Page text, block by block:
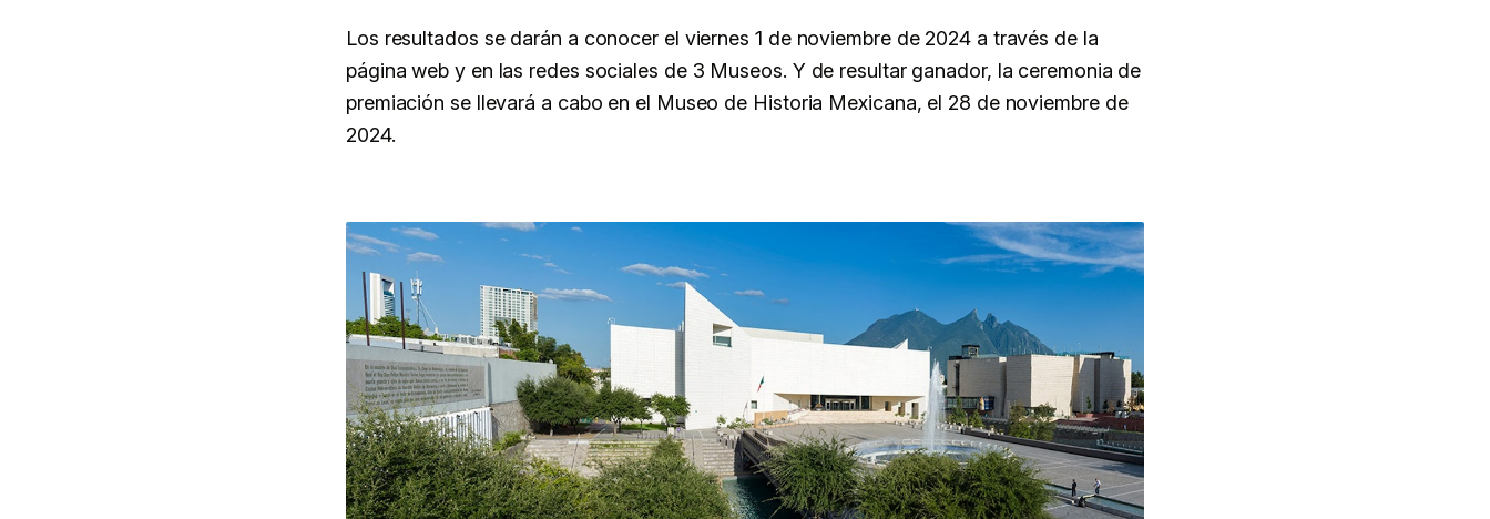
Los resultados se darán a conocer el viernes 1 de noviembre de 2024 a través de la
página web y en las redes sociales de 3 Museos. Y de resultar ganador, la ceremonia de
premiación se llevará a cabo en el Museo de Historia Mexicana, el 28 de noviembre de
2024.